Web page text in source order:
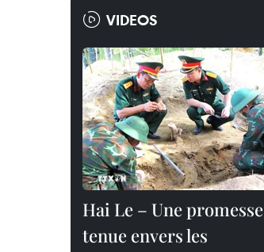
VIDEOS
Hai Le – Une promesse
tenue envers les